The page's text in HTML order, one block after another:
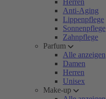
Herren
Anti-Aging
Lippenpflege
Sonnenpflege
Zahnpflege
Parfum
Alle anzeigen
Damen
Herren
Unisex
Make-up